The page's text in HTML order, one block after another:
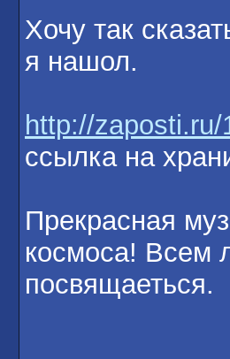
Хочу так
я нашол.
http://
ссылка на
Прекрасная
космоса! Всем
посвящаеться.